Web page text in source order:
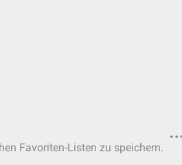
Favoriten-Listen zu speichern.